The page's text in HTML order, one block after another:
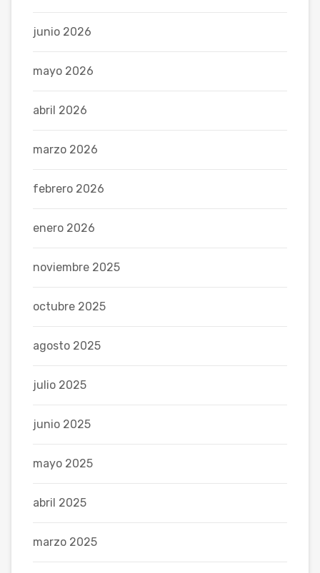
junio 2026
mayo 2026
abril 2026
marzo 2026
febrero 2026
enero 2026
noviembre 2025
octubre 2025
agosto 2025
julio 2025
junio 2025
mayo 2025
abril 2025
marzo 2025